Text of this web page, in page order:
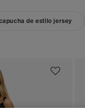
de estilo jersey